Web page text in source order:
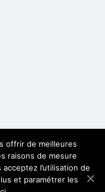
offrir de meilleures
raisons de mesure
acceptez l’utilisation de
et paramétrer les